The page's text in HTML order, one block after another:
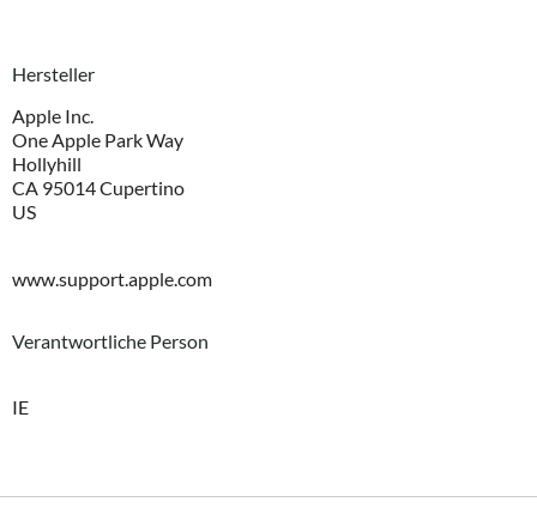
Hersteller
Apple Inc.
One Apple Park Way
Hollyhill
CA 95014 Cupertino
US
www.support.apple.com
Verantwortliche Person
IE